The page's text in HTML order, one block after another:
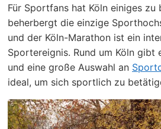
Für Sportfans hat Köln einiges zu
beherbergt die einzige
und der Köln-Marathon ist ein
Sportereignis. Rund um Köln
und eine große Auswahl an
ideal, um sich sportlich zu